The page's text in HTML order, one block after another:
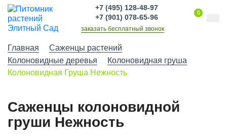
+7 (495) 128-48-97
+7 (901) 078-65-96
заказать бесплатный звонок
0
Главная
Саженцы растений
Колоновидные деревья
Колоновидная груша
Колоновидная Груша Нежность
Саженцы колоновидной
груши Нежность